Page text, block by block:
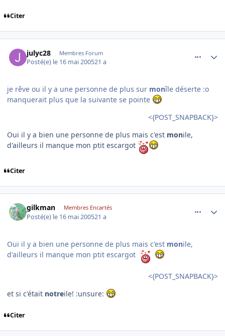
Citer
julyc28 Membres Forum
Posté(e) le 16 mai 200521 a
je rêve ou il y a une personne de plus sur monîle déserte :o
manquerait plus que la suivante se pointe
<{POST_SNAPBACK}>
Oui il y a bien une personne de plus mais c'est monile,
d'ailleurs il manque mon ptit escargot
Citer
gilkman Membres Encartés
Posté(e) le 16 mai 200521 a
Oui il y a bien une personne de plus mais c'est monile,
d'ailleurs il manque mon ptit escargot
<{POST_SNAPBACK}>
et si c'était notreile! :unsure:
Citer